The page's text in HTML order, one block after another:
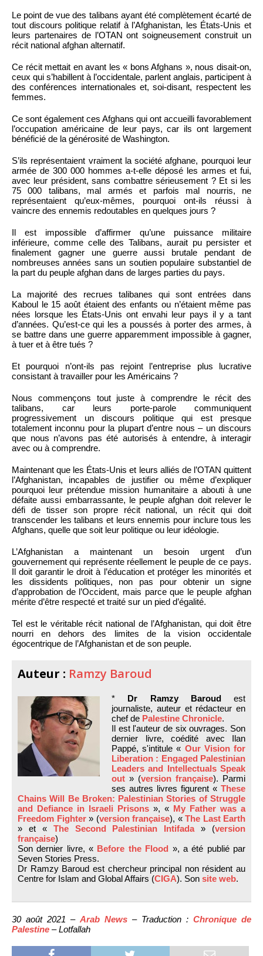
Le point de vue des talibans ayant été complètement écarté de
tout discours politique relatif à l’Afghanistan, les États-Unis et
leurs partenaires de l’OTAN ont soigneusement construit un
récit national afghan alternatif.
Ce récit mettait en avant les « bons Afghans », nous disait-on,
ceux qui s’habillent à l’occidentale, parlent anglais, participent à
des conférences internationales et, soi-disant, respectent les
femmes.
Ce sont également ces Afghans qui ont accueilli favorablement
l’occupation américaine de leur pays, car ils ont largement
bénéficié de la générosité de Washington.
S’ils représentaient vraiment la société afghane, pourquoi leur
armée de 300 000 hommes a-t-elle déposé les armes et fui,
avec leur président, sans combattre sérieusement ? Et si les
75 000 talibans, mal armés et parfois mal nourris, ne
représentaient qu’eux-mêmes, pourquoi ont-ils réussi à
vaincre des ennemis redoutables en quelques jours ?
Il est impossible d’affirmer qu’une puissance militaire
inférieure, comme celle des Talibans, aurait pu persister et
finalement gagner une guerre aussi brutale pendant de
nombreuses années sans un soutien populaire substantiel de
la part du peuple afghan dans de larges parties du pays.
La majorité des recrues talibanes qui sont entrées dans
Kaboul le 15 août étaient des enfants ou n’étaient même pas
nées lorsque les États-Unis ont envahi leur pays il y a tant
d’années. Qu’est-ce qui les a poussés à porter des armes, à
se battre dans une guerre apparemment impossible à gagner,
à tuer et à être tués ?
Et pourquoi n’ont-ils pas rejoint l’entreprise plus lucrative
consistant à travailler pour les Américains ?
Nous commençons tout juste à comprendre le récit des
talibans, car leurs porte-parole communiquent
progressivement un discours politique qui est presque
totalement inconnu pour la plupart d’entre nous – un discours
que nous n’avons pas été autorisés à entendre, à interagir
avec ou à comprendre.
Maintenant que les États-Unis et leurs alliés de l’OTAN quittent
l’Afghanistan, incapables de justifier ou même d’expliquer
pourquoi leur prétendue mission humanitaire a abouti à une
défaite aussi embarrassante, le peuple afghan doit relever le
défi de tisser son propre récit national, un récit qui doit
transcender les talibans et leurs ennemis pour inclure tous les
Afghans, quelle que soit leur politique ou leur idéologie.
L’Afghanistan a maintenant un besoin urgent d’un
gouvernement qui représente réellement le peuple de ce pays.
Il doit garantir le droit à l’éducation et protéger les minorités et
les dissidents politiques, non pas pour obtenir un signe
d’approbation de l’Occident, mais parce que le peuple afghan
mérite d’être respecté et traité sur un pied d’égalité.
Tel est le véritable récit national de l’Afghanistan, qui doit être
nourri en dehors des limites de la vision occidentale
égocentrique de l’Afghanistan et de son peuple.
Auteur : Ramzy Baroud
* Dr Ramzy Baroudest
journaliste, auteur et rédacteur en
chef de Palestine Chronicle.
Il est l'auteur de six ouvrages. Son
dernier livre, coédité avec Ilan
Pappé, s'intitule « Our Vision for
Liberation : Engaged Palestinian
Leaders and Intellectuals Speak
out » (version française). Parmi
ses autres livres figurent « These
Chains Will Be Broken: Palestinian Stories of Struggle
and Defiance in Israeli Prisons », « My Father was a
Freedom Fighter» (version française), « The Last Earth
» et « The Second Palestinian Intifada» (version
française)
Son dernier livre, « Before the Flood », a été publié par
Seven Stories Press.
Dr Ramzy Baroud est chercheur principal non résident au
Centre for Islam and Global Affairs (CIGA). Son site web.
30 août 2021 – Arab News – Traduction : Chronique de
Palestine – Lotfallah